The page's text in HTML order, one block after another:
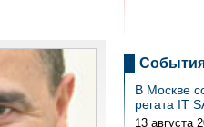
В Москве
регата IT
13 августа